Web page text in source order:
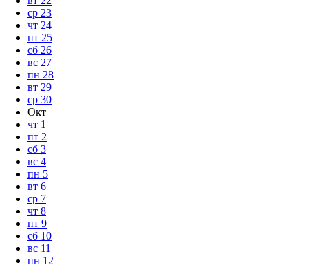
ср 23
чт 24
пт 25
сб 26
вс 27
пн 28
вт 29
ср 30
Окт
чт 1
пт 2
сб 3
вс 4
пн 5
вт 6
ср 7
чт 8
пт 9
сб 10
вс 11
пн 12